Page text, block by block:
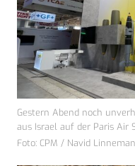
Gestern Abend noch
aus Israel auf der Paris Air
Foto: CPM / Navid